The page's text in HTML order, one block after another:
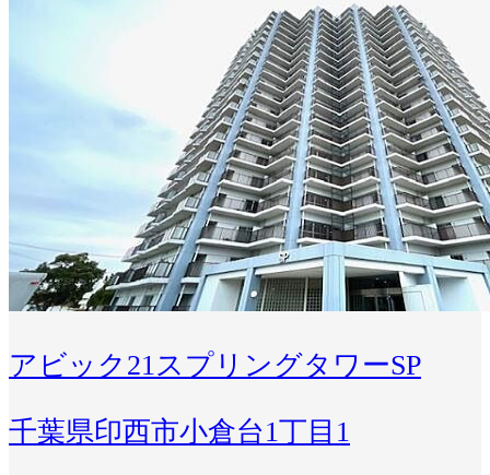
アビック21スプリングタワーSP
千葉県印西市小倉台1丁目1